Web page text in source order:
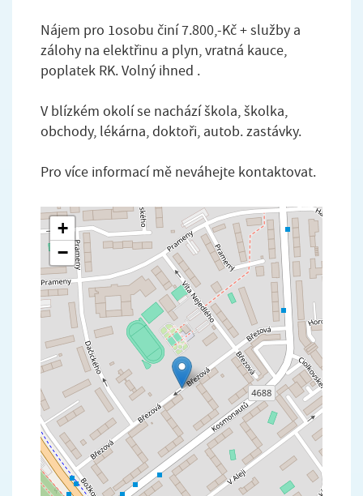
Nájem pro 1osobu činí 7.800,-Kč + služby a
zálohy na elektřinu a plyn, vratná kauce,
poplatek RK. Volný ihned .
V blízkém okolí se nachází škola, školka,
obchody, lékárna, doktoři, autob. zastávky.
Pro více informací mě neváhejte kontaktovat.
+
−